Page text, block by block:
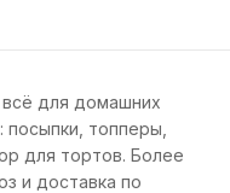
для домашних
топперы,
для тортов. Более
и доставка по